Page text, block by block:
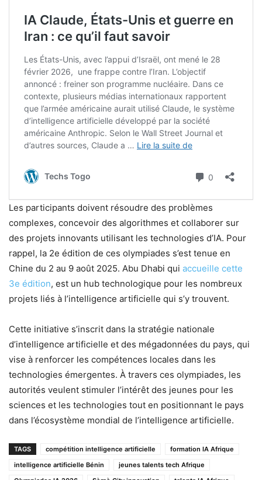
Les participants doivent résoudre des problèmes
complexes, concevoir des algorithmes et collaborer sur
des projets innovants utilisant les technologies d’IA. Pour
rappel, la 2e édition de ces olympiades s’est tenue en
Chine du 2 au 9 août 2025. Abu Dhabi qui accueille cette
3e édition, est un hub technologique pour les nombreux
projets liés à l’intelligence artificielle qui s’y trouvent.
Cette initiative s’inscrit dans la stratégie nationale
d’intelligence artificielle et des mégadonnées du pays, qui
vise à renforcer les compétences locales dans les
technologies émergentes. À travers ces olympiades, les
autorités veulent stimuler l’intérêt des jeunes pour les
sciences et les technologies tout en positionnant le pays
dans l’écosystème mondial de l’intelligence artificielle.
TAGS compétition intelligence artificielle
formation IA Afrique
intelligence artificielle Bénin
jeunes talents tech Afrique